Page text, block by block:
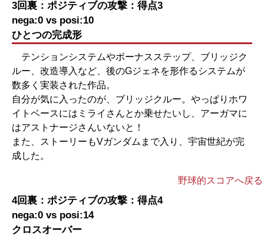
3回裏：ポジティブの攻撃：得点3
nega:0 vs posi:10
ひとつの完成形
テンションシステムやボーナスステップ、ブリッジク
ルー、改造導入など、後のGジェネを形作るシステムが
数多く実装された作品。
自分が気に入ったのが、ブリッジクルー。やっぱりホワ
イトベースにはミライさんとか乗せたいし、アーガマに
はアストナージさんいないと！
また、ストーリーもVガンダムまで入り、宇宙世紀が完
成した。
野球的スコアへ戻る
4回裏：ポジティブの攻撃：得点4
nega:0 vs posi:14
クロスオーバー